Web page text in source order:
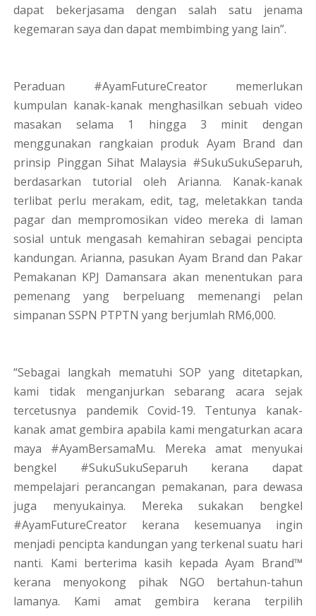
dapat bekerjasama dengan salah satu jenama
kegemaran saya dan dapat membimbing yang lain”.
Peraduan #AyamFutureCreator memerlukan
kumpulan kanak-kanak menghasilkan sebuah video
masakan selama 1 hingga 3 minit dengan
menggunakan rangkaian produk Ayam Brand dan
prinsip Pinggan Sihat Malaysia #SukuSukuSeparuh,
berdasarkan tutorial oleh Arianna. Kanak-kanak
terlibat perlu merakam, edit, tag, meletakkan tanda
pagar dan mempromosikan video mereka di laman
sosial untuk mengasah kemahiran sebagai pencipta
kandungan. Arianna, pasukan Ayam Brand dan Pakar
Pemakanan KPJ Damansara akan menentukan para
pemenang yang berpeluang memenangi pelan
simpanan SSPN PTPTN yang berjumlah RM6,000.
“Sebagai langkah mematuhi SOP yang ditetapkan,
kami tidak menganjurkan sebarang acara sejak
tercetusnya pandemik Covid-19. Tentunya kanak-
kanak amat gembira apabila kami mengaturkan acara
maya #AyamBersamaMu. Mereka amat menyukai
bengkel #SukuSukuSeparuh kerana dapat
mempelajari perancangan pemakanan, para dewasa
juga menyukainya. Mereka sukakan bengkel
#AyamFutureCreator kerana kesemuanya ingin
menjadi pencipta kandungan yang terkenal suatu hari
nanti. Kami berterima kasih kepada Ayam Brand™
kerana menyokong pihak NGO bertahun-tahun
lamanya. Kami amat gembira kerana terpilih